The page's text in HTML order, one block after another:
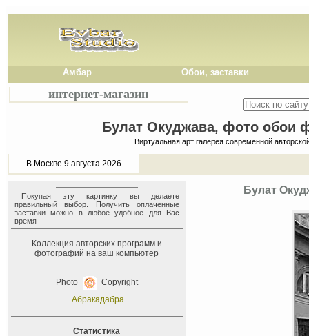
Амбар Обои, заставки
интернет-магазин
Булат Окуджава, фото обои
Виртуальная арт галерея современной
В Москве 9 августа 2026
Покупая эту картинку вы делаете
правильный выбор. Получить оплаченные
заставки можно в любое удобное для Вас
время
Коллекция авторских программ и
фотографий на ваш компьютер
Photo
Copyright
Абракадабра
Статистика
Булат